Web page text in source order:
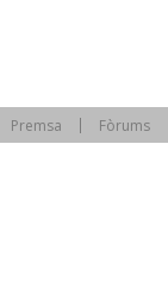
Premsa Fòrums